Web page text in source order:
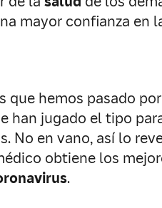
mayor confianza en
que hemos pasado
han jugado el tipo
No en vano, así lo
obtiene los
.